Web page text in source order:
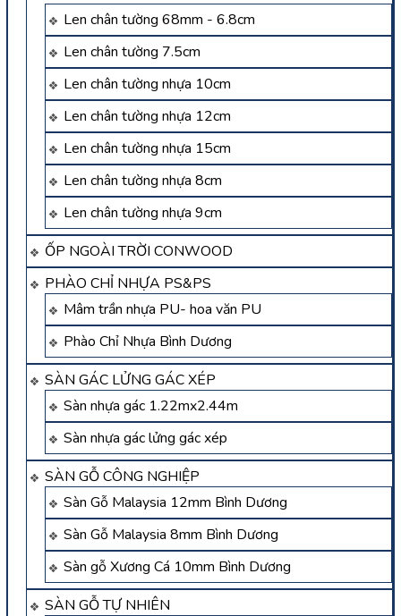
Len chân tường 68mm - 6.8cm
Len chân tường 7.5cm
Len chân tường nhựa 10cm
Len chân tường nhựa 12cm
Len chân tường nhựa 15cm
Len chân tường nhựa 8cm
Len chân tường nhựa 9cm
ỐP NGOÀI TRỜI CONWOOD
PHÀO CHỈ NHỰA PS&PS
Mâm trần nhựa PU- hoa văn PU
Phào Chỉ Nhựa Bình Dương
SÀN GÁC LỬNG GÁC XÉP
Sàn nhựa gác 1.22mx2.44m
Sàn nhựa gác lửng gác xép
SÀN GỖ CÔNG NGHIỆP
Sàn Gỗ Malaysia 12mm Bình Dương
Sàn Gỗ Malaysia 8mm Bình Dương
Sàn gỗ Xương Cá 10mm Bình Dương
SÀN GỖ TỰ NHIÊN